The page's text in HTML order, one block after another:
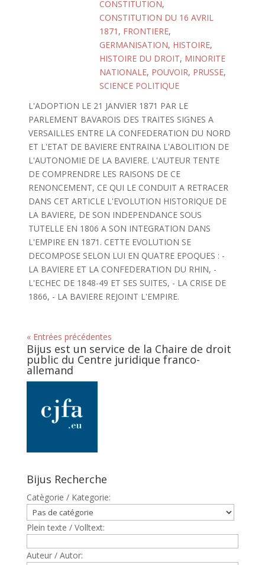
CONSTITUTION,
CONSTITUTION DU 16 AVRIL
1871 , FRONTIERE,
GERMANISATION, HISTOIRE,
HISTOIRE DU DROIT, MINORITE
NATIONALE, POUVOIR, PRUSSE,
SCIENCE POLITIQUE
L'ADOPTION LE 21 JANVIER 1871 PAR LE
PARLEMENT BAVAROIS DES TRAITES SIGNES A
VERSAILLES ENTRE LA CONFEDERATION DU NORD
ET L'ETAT DE BAVIERE ENTRAINA L'ABOLITION DE
L'AUTONOMIE DE LA BAVIERE. L'AUTEUR TENTE
DE COMPRENDRE LES RAISONS DE CE
RENONCEMENT, CE QUI LE CONDUIT A RETRACER
DANS CET ARTICLE L'EVOLUTION HISTORIQUE DE
LA BAVIERE, DE SON INDEPENDANCE SOUS
TUTELLE EN 1806 A SON INTEGRATION DANS
L'EMPIRE EN 1871. CETTE EVOLUTION SE
DECOMPOSE SELON LUI EN QUATRE EPOQUES : -
LA BAVIERE ET LA CONFEDERATION DU RHIN, -
L'ECHEC DE 1848-49 ET SES SUITES, - LA CRISE DE
1866, - LA BAVIERE REJOINT L'EMPIRE.
« Entrées précédentes
Bijus est un service de la Chaire de droit
public du Centre juridique franco-
allemand
Bijus Recherche
Catègorie / Kategorie:
Plein texte / Volltext:
Auteur / Autor: